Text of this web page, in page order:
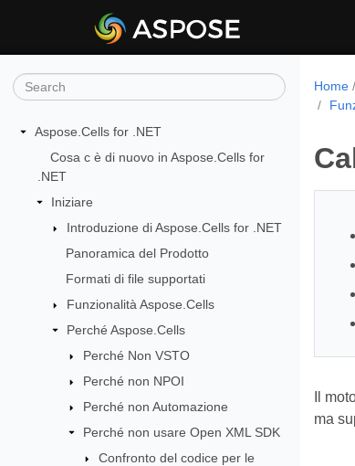
Aspose.Cells for .NET
Cosa c è di nuovo in Aspose.Cells for
.NET
Iniziare
Introduzione di Aspose.Cells for .NET
Panoramica del Prodotto
Formati di file supportati
Funzionalità Aspose.Cells
Perché Aspose.Cells
Perché Non VSTO
Perché non NPOI
Perché non Automazione
Perché non usare Open XML SDK
Confronto del codice per le
Home
Il
ma